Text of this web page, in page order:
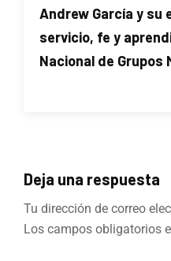
Andrew García y su
servicio, fe y
Nacional de Grupos
Deja una respuesta
Tu dirección de correo
Los campos obligatorios